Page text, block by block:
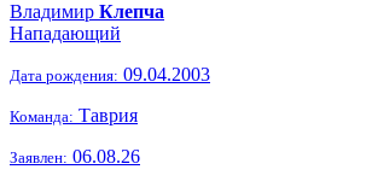
Владимир Клепча
Нападающий
Дата рождения: 09.04.2003
Команда: Таврия
Заявлен: 06.08.26